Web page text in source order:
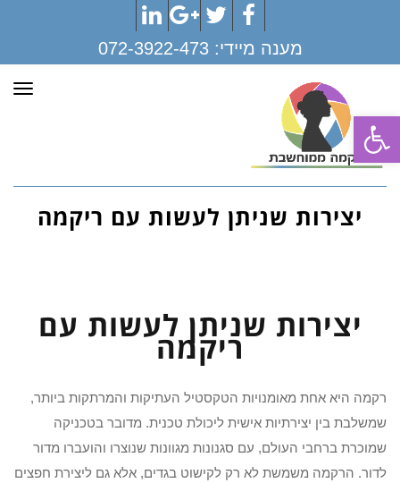
פתח סרגל נגישות
Facebook
Twitter
Google+
LinkedIn
מענה מיידי:072-3922-473
יצירות שניתן לעשות עם ריקמה
יצירות שניתן לעשות עם
ריקמה
רקמה היא אחת מאומנויות הטקסטיל העתיקות והמרתקות ביותר,
שמשלבת בין יצירתיות אישית ליכולת טכנית. מדובר בטכניקה
שמוכרת ברחבי העולם, עם סגנונות מגוונות שנוצרו והועברו מדור
לדור. הרקמה משמשת לא רק לקישוט בגדים, אלא גם ליצירת חפצים